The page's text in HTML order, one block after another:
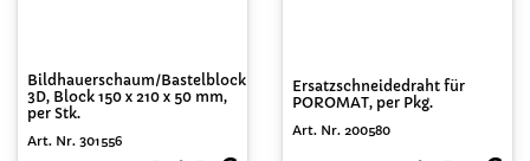
Bildhauerschaum/Bastelblock
3D, Block 150 x 210 x 50 mm,
per Stk.
Art. Nr. 301556
Ersatzschneidedraht für
POROMAT, per Pkg.
Art. Nr. 200580